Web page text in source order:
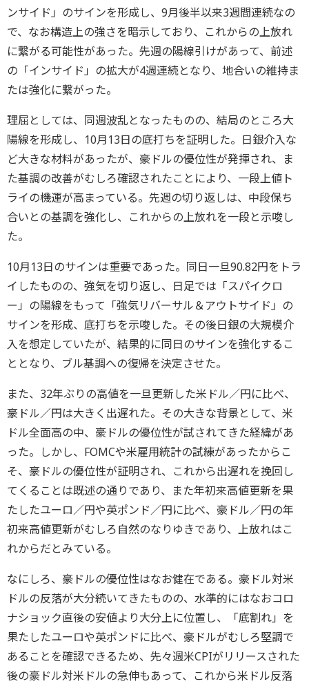
ンサイド」のサインを形成し、9月後半以来3週間連続なの
で、なお構造上の強さを暗示しており、これからの上放れ
に繋がる可能性があった。先週の陽線引けがあって、前述
の「インサイド」の拡大が4週連続となり、地合いの維持ま
たは強化に繋がった。
理屈としては、同週波乱となったものの、結局のところ大
陽線を形成し、10月13日の底打ちを証明した。日銀介入な
ど大きな材料があったが、豪ドルの優位性が発揮され、ま
た基調の改善がむしろ確認されたことにより、一段上値ト
ライの機運が高まっている。先週の切り返しは、中段保ち
合いとの基調を強化し、これからの上放れを一段と示唆し
た。
10月13日のサインは重要であった。同日一旦90.82円をトラ
イしたものの、強気を切り返し、日足では「スパイクロ
ー」の陽線をもって「強気リバーサル＆アウトサイド」の
サインを形成、底打ちを示唆した。その後日銀の大規模介
入を想定していたが、結果的に同日のサインを強化するこ
ととなり、ブル基調への復帰を決定させた。
また、32年ぶりの高値を一旦更新した米ドル／円に比べ、
豪ドル／円は大きく出遅れた。その大きな背景として、米
ドル全面高の中、豪ドルの優位性が試されてきた経緯があ
った。しかし、FOMCや米雇用統計の試練があったからこ
そ、豪ドルの優位性が証明され、これから出遅れを挽回し
てくることは既述の通りであり、また年初来高値更新を果
たしたユーロ／円や英ポンド／円に比べ、豪ドル／円の年
初来高値更新がむしろ自然のなりゆきであり、上放れはこ
れからだとみている。
なにしろ、豪ドルの優位性はなお健在である。豪ドル対米
ドルの反落が大分続いてきたものの、水準的にはなおコロ
ナショック直後の安値より大分上に位置し、「底割れ」を
果たしたユーロや英ポンドに比べ、豪ドルがむしろ堅調で
あることを確認できるため、先々週米CPIがリリースされた
後の豪ドル対米ドルの急伸もあって、これから米ドル反落